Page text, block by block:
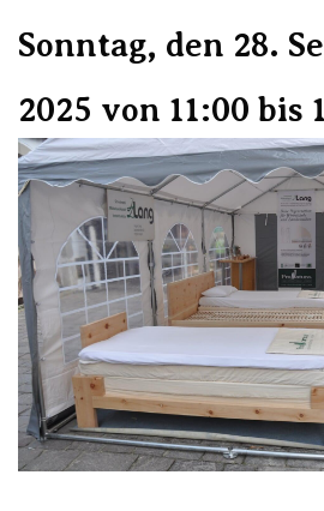
Sonntag, den 28.
2025 von 11:00 bis